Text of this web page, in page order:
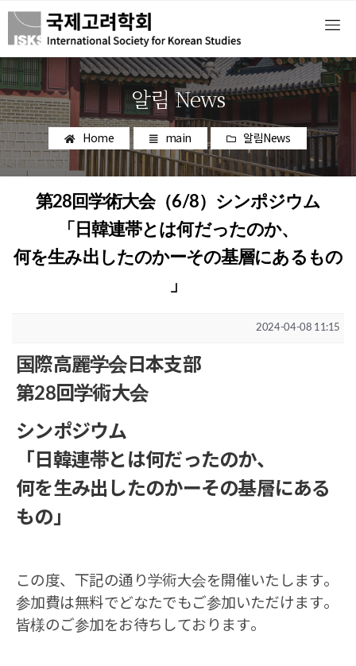
알림 News
Home main 알림News
第28回学術大会（6/8）シンポジウム
「日韓連帯とは何だったのか、
何を生み出したのかーその基層にあるもの
」
2024-04-08 11:15
国際高麗学会日本支部
第28回学術大会
シンポジウム
「日韓連帯とは何だったのか、
何を生み出したのかーその基層にある
もの」
この度、下記の通り学術大会を開催いたします。
参加費は無料でどなたでもご参加いただけます。
皆様のご参加をお待ちしております。